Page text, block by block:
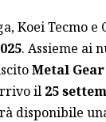
Koei Tecmo
. Assieme ai
Metal
il 25
disponibile